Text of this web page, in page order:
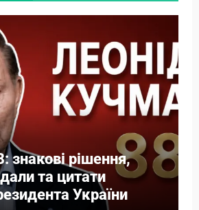
знакові рішення,
та цитати
України